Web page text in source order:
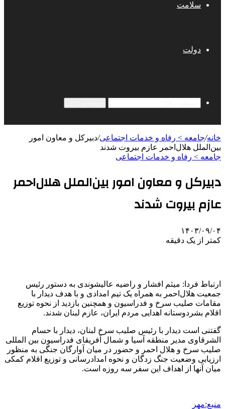
سلامت
دولت
خانه/جامعه > رفاه و خدمات اجتماعی/دبیرکل و معاون امور
بین‌الملل هلال‌احمر عازم بیروت شدند
جامعه > رفاه و خدمات اجتماعی
دبیرکل و معاون امور بین‌الملل هلال‌احمر
عازم بیروت شدند
۱۴۰۳/۰۹/۰۴
کمتر از یک دقیقه
ارتباط فردا: میثم افشار و راضیه عالیشوندی به دستور رئیس
جمعیت هلال‌احمر به همراه یک تیم امدادی و با هدف دیدار با
مقامات صلیب سرخ و فدراسیون و همچنین بازدید از نحوه توزیع
اقلام بشردوستانه اهدایی مردم ایران، عازم لبنان شدند.
گفتنی است دیدار با رئیس صلیب سرخ لبنان، دیدار با حسام
الشرقاوی مدیر منطقه آسیا و شمال آفریقای فدراسیون بین المللی
صلیب سرخ و هلال احمر و حضور در میان آوارگان جنگی به منظور
ارزیابی وضعیت جنگ زدگان و نحوه امدادرسانی و توزیع اقلام کمکی
میان آنها از اهداف این سفر سه روزه است.
منبع:مهر